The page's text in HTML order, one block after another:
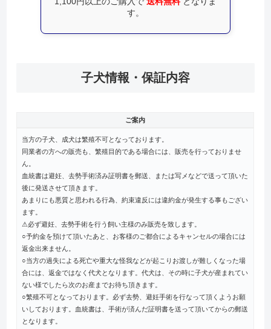
す。
子犬情報・保証内容
ご案内
当方の子犬、成犬は繁殖不可となっております。
同業者の方への販売も、繁殖目的である場合には、販売を行っておりませ
ん。
血統書は避妊、去勢手術済み証明書を郵送、または写メなどで送って頂いた
後に発送させて頂きます。
あまりにも悪質と思われる行為、約束違反には違約金が発生する事もござい
ます。
⚠︎必ず避妊、去勢手術を行う飼い主様のみ販売を致します。
○予約金を預けて頂いたあと、お客様のご都合によるキャンセルの場合には
返金出来ません。
○当方の過失による死亡や重大な怪我などが起こりお渡しが難しくなった場
合には、返金ではなく代犬となります。代犬は、その時に子犬が産まれてい
ない様でしたら次のお産までお待ち頂きます。
○繁殖不可となっております。必ず去勢、避妊手術を行なって頂くようお願
いしております。血統書は、手術が済んだ証明書を送って頂いてからの郵送
となります。